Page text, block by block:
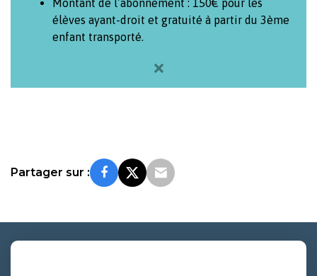
×
Montant de l’abonnement : 150€ pour les
élèves ayant-droit et gratuité à partir du 3ème
enfant transporté.
Partager sur :